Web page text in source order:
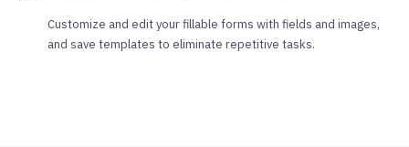
Customize and edit your fillable forms with fields and images,
and save templates to eliminate repetitive tasks.